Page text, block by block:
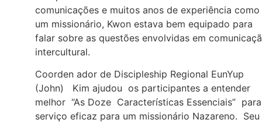
comunicações e muitos anos de experiência como
um missionário, Kwon estava bem equipado para
falar sobre as questões envolvidas em
intercultural.
Coorden ador de Discipleship Regional EunYup
(John) Kim ajudou os participantes a entender
melhor “As Doze Características Essenciais” para
serviço eficaz para um missionário Nazareno. Seu